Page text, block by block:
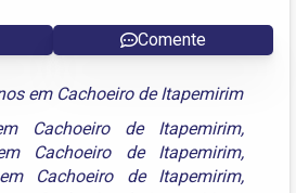
Comente
em Cachoeiro de Itapemirim
Cachoeiro de Itapemirim,
Cachoeiro de Itapemirim,
Cachoeiro de Itapemirim,